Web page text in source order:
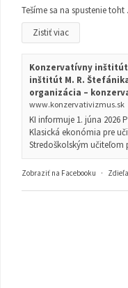
Tešíme sa na spustenie toht
Zistiť viac
Konzervatívny inštitút
inštitút M. R.
organizácia –
www.konzervativizmus.sk
KI informuje 1. júna 2026
Klasická ekonómia pre
Stredoškolským učiteľom
Zobraziť na Facebooku ·